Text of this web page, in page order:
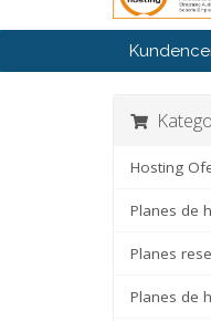
Hosting
Planes de
Planes
Planes de